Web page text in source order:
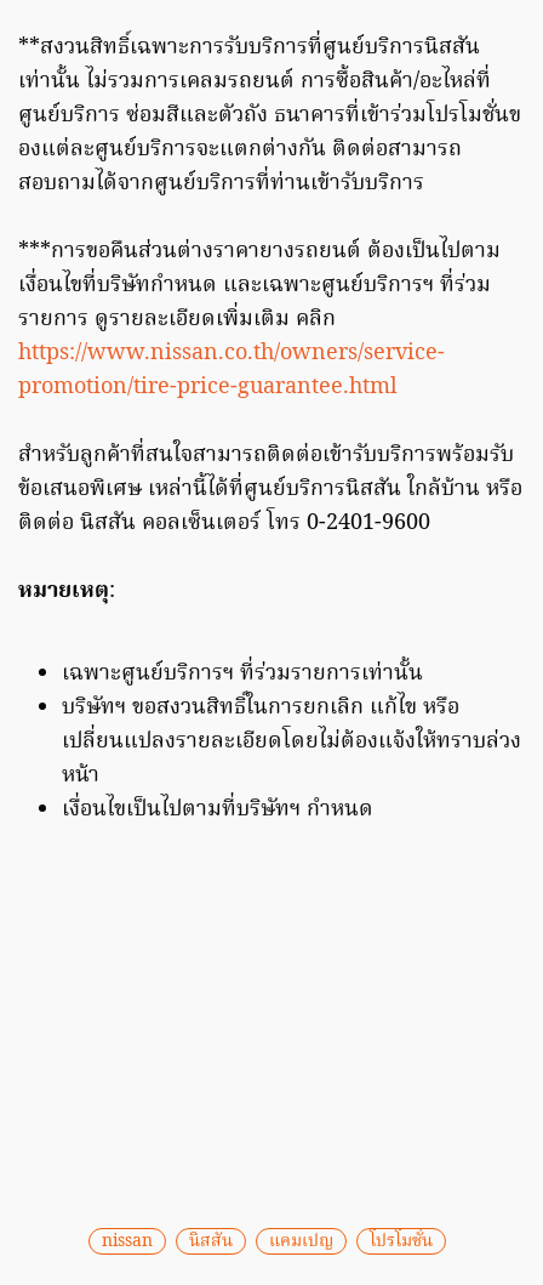
**สงวนสิทธิ์เฉพาะการรับบริการที่ศูนย์บริการนิสสัน
เท่านั้น ไม่รวมการเคลมรถยนต์ การซื้อสินค้า/อะไหล่ที่
ศูนย์บริการ ซ่อมสีและตัวถัง ธนาคารที่เข้าร่วมโปรโมชั่นข
องแต่ละศูนย์บริการจะแตกต่างกัน ติดต่อสามารถ
สอบถามได้จากศูนย์บริการที่ท่านเข้ารับบริการ
***การขอคืนส่วนต่างราคายางรถยนต์ ต้องเป็นไปตาม
เงื่อนไขที่บริษัทกำหนด และเฉพาะศูนย์บริการฯ ที่ร่วม
รายการ ดูรายละเอียดเพิ่มเติม คลิก
https://www.nissan.co.th/owners/service-
promotion/tire-price-guarantee.html
สำหรับลูกค้าที่สนใจสามารถติดต่อเข้ารับบริการพร้อมรับ
ข้อเสนอพิเศษ เหล่านี้ได้ที่ศูนย์บริการนิสสัน ใกล้บ้าน หรือ
ติดต่อ นิสสัน คอลเซ็นเตอร์ โทร 0-2401-9600
หมายเหตุ:
เฉพาะศูนย์บริการฯ ที่ร่วมรายการเท่านั้น
บริษัทฯ ขอสงวนสิทธิ์ในการยกเลิก แก้ไข หรือ
เปลี่ยนแปลงรายละเอียดโดยไม่ต้องแจ้งให้ทราบล่วง
หน้า
เงื่อนไขเป็นไปตามที่บริษัทฯ กำหนด
nissan นิสสัน แคมเปญ โปรโมชั่น